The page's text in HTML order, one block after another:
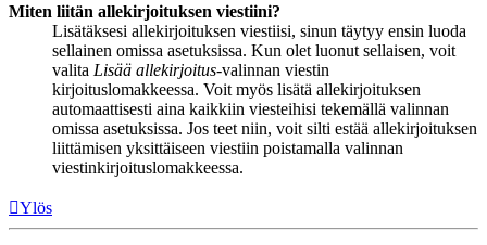
Miten liitän allekirjoituksen viestiini?
Lisätäksesi allekirjoituksen viestiisi, sinun täytyy ensin luoda
sellainen omissa asetuksissa. Kun olet luonut sellaisen, voit
valita Lisää allekirjoitus-valinnan viestin
kirjoituslomakkeessa. Voit myös lisätä allekirjoituksen
automaattisesti aina kaikkiin viesteihisi tekemällä valinnan
omissa asetuksissa. Jos teet niin, voit silti estää allekirjoituksen
liittämisen yksittäiseen viestiin poistamalla valinnan
viestinkirjoituslomakkeessa.
Ylös